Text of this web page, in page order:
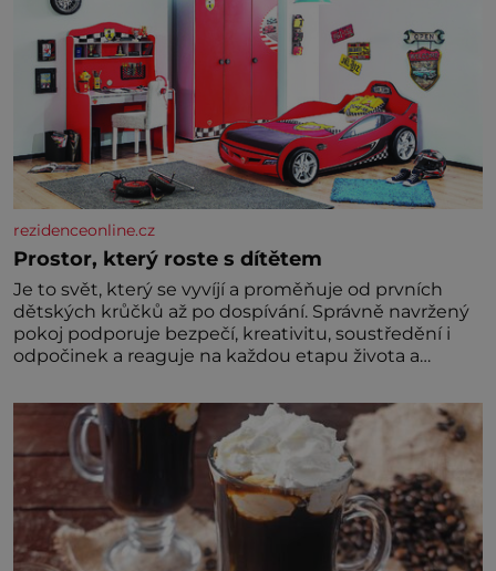
rezidenceonline.cz
Prostor, který roste s dítětem
Je to svět, který se vyvíjí a proměňuje od prvních
dětských krůčků až po dospívání. Správně navržený
pokoj podporuje bezpečí, kreativitu, soustředění i
odpočinek a reaguje na každou etapu života a
jednoduchost, měkkost a bezpečí, proto by pokoj
miminka měl působit především klidně a útulně.
Předškolní věk je